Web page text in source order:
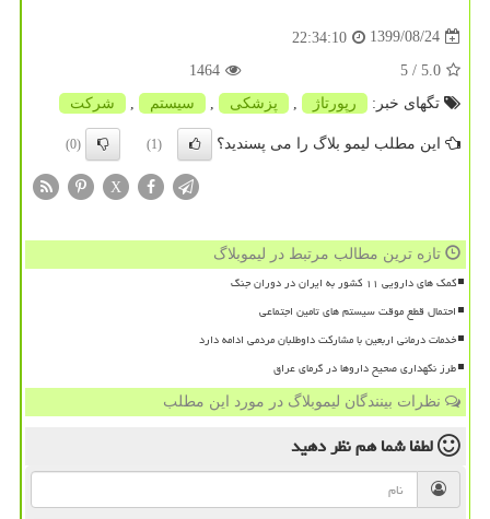
1399/08/24
22:34:10
5.0
/ 5
1464
تگهای خبر:
رپورتاژ , پزشكی , سیستم , شركت
این مطلب لیمو بلاگ را می پسندید؟ (1)
(0)
X
تازه ترین مطالب مرتبط در لیموبلاگ
کمک های دارویی ۱۱ کشور به ایران در دوران جنگ
احتمال قطع موقت سیستم های تامین اجتماعی
خدمات درمانی اربعین با مشارکت داوطلبان مردمی ادامه دارد
طرز نگهداری صحیح داروها در گرمای عراق
نظرات بینندگان لیموبلاگ در مورد این مطلب
لطفا شما همنظر دهید